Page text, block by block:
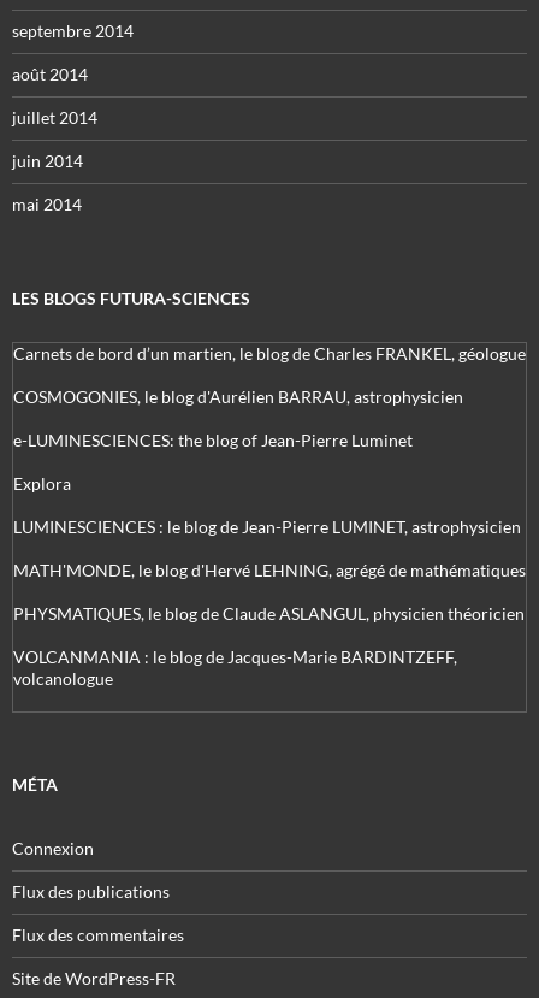
septembre 2014
août 2014
juillet 2014
juin 2014
mai 2014
LES BLOGS FUTURA-SCIENCES
Carnets de bord d’un martien, le blog de Charles FRANKEL, géologue
COSMOGONIES, le blog d'Aurélien BARRAU, astrophysicien
e-LUMINESCIENCES: the blog of Jean-Pierre Luminet
Explora
LUMINESCIENCES : le blog de Jean-Pierre LUMINET, astrophysicien
MATH'MONDE, le blog d'Hervé LEHNING, agrégé de mathématiques
PHYSMATIQUES, le blog de Claude ASLANGUL, physicien théoricien
VOLCANMANIA : le blog de Jacques-Marie BARDINTZEFF,
volcanologue
MÉTA
Connexion
Flux des publications
Flux des commentaires
Site de WordPress-FR